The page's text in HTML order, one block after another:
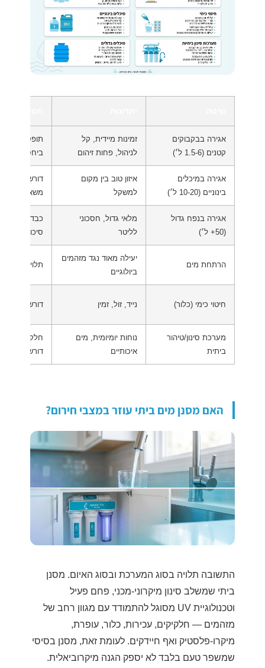
אגירה בבקבוקים
קטנים (1.5-6 ל׳)
זמינות מיידית, קל
לניהול, פחות זיהום
תופס מקום
ביחס לנפח
אגירה במיכלים
בינוניים (10-20 ל׳)
איזון טוב בין מקום
למשקל
דורש ברזון או
משאבה
אגירה בנפח גדול
(50+ ל׳)
מלאי גדול, חסכוני
לליטר
כבד, קשה
סיכון מרוכז
הרתחת מים
יעילה מאוד נגד מזהמים
ביולוגיים
תלויה במקור
חיטוי כימי (כלור) נייד, זול, זמין דורש מינון
מערכת סינון/טיהור
ביתית
נוחות יומיומית, מים
איכותיים
חלק
דורשות
האם מסנן מים ביתי עוזר במצבי חירום?
התשובה תלויה בסוג המערכת ובסוג האיום. מסנן
ביתי שמשלב סינון מיקרוני-מכני, פחם פעיל
וטכנולוגיית UV מסוגל להתמודד עם מגוון רחב של
מזהמים — חלקיקים, עכירות, כלור, עופרת,
מיקרו-פלסטיק ואף חיידקים. לעומת זאת, מסנן בסיסי
שמשפר טעם בלבד לא יספק הגנה מיקרוביאלית.